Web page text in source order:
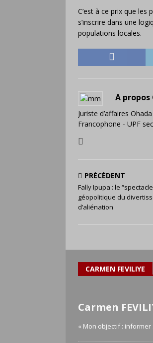
C’est à ce prix que
s’inscrire dans une
populations locales.
A propos
Juriste d’affaires
Francophone - UPF
PRÉCÉDENT
Fally Ipupa : le
géopolitique du
d’aliénation
CARMEN FEVILIYE
Carmen
« Mon objectif : informer